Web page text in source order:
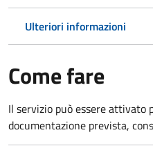
Ulteriori informazioni
Come fare
Il servizio può essere attivato
documentazione prevista,